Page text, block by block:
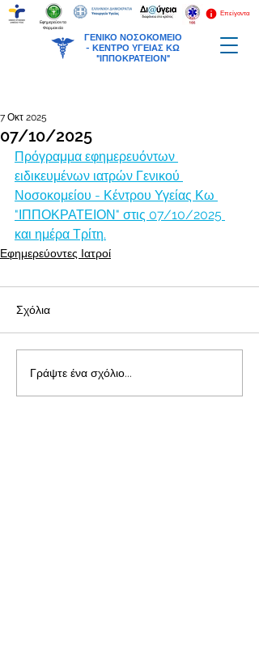
ΓΕΝΙΚΟ ΝΟΣΟΚΟΜΕΙΟ
- ΚΕΝΤΡΟ ΥΓΕΙΑΣ ΚΩ
"ΙΠΠΟΚΡΑΤΕΙΟΝ"
Επείγοντα
Εφημερεύοντα
Φαρμακεία
07/10/2025
7 Οκτ 2025
Πρόγραμμα εφημερευόντων
ειδικευμένων ιατρών Γενικού
Νοσοκομείου - Κέντρου Υγείας Κω
"ΙΠΠΟΚΡΑΤΕΙΟΝ" στις 07/10/2025
και ημέρα Τρίτη.
Εφημερεύοντες Ιατροί
Σχόλια
Γράψτε ένα σχόλιο...